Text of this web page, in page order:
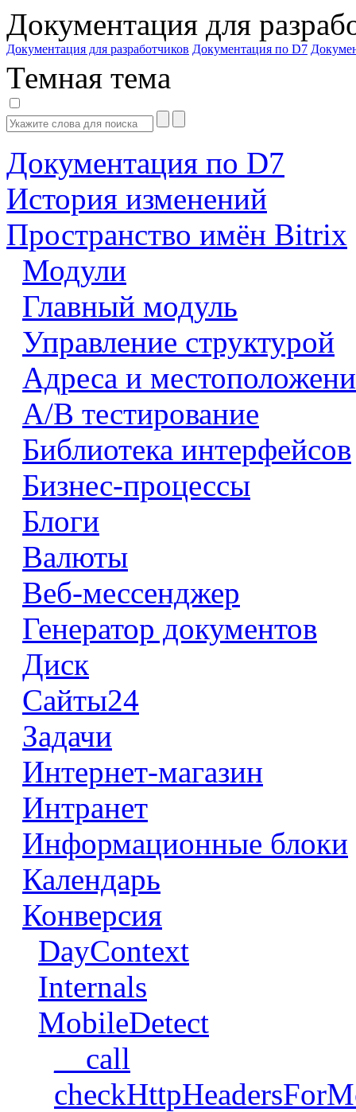
Документация для
Документация для разработчиков Документация по D7
Темная тема
Документация по D7
История изменений
Пространство имён Bitrix
Модули
Главный модуль
Управление структурой
Адреса и
А/В тестирование
Библиотека интерфейсов
Бизнес-процессы
Блоги
Валюты
Веб-мессенджер
Генератор документов
Диск
Сайты24
Задачи
Интернет-магазин
Интранет
Информационные блоки
Календарь
Конверсия
DayContext
Internals
MobileDetect
__call